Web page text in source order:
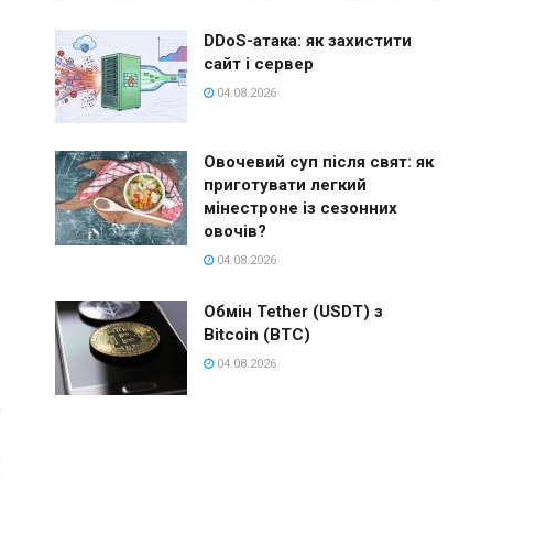
DDoS-атака: як захистити
сайт і сервер
04.08.2026
Овочевий суп після свят: як
приготувати легкий
мінестроне із сезонних
овочів?
04.08.2026
Обмін Tether (USDT) з
Bitcoin (BTC)
04.08.2026